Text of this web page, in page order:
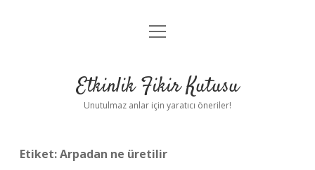
Anasayfa
Yasal Uyarı
menüyü
Etkinlik Fikir Kutusu
Unutulmaz anlar için yaratıcı öneriler!
Etiket:Arpadan ne üretilir